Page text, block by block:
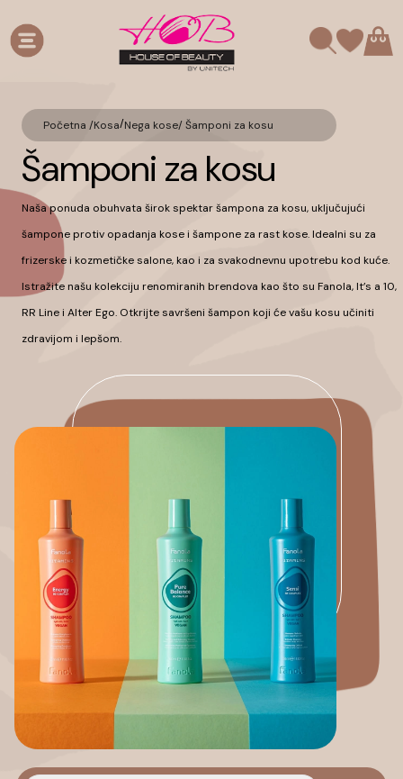
Početna /Kosa/Nega kose/Šamponi za kosu
Šamponi za kosu
Naša ponuda obuhvata širok spektar šampona za kosu, uključujući
šampone protiv opadanja kose i šampone za rast kose. Idealni su za
frizerske i kozmetičke salone, kao i za svakodnevnu upotrebu kod kuće.
Istražite našu kolekciju renomiranih brendova kao što su Fanola, It’s a 10,
RR Line i Alter Ego. Otkrijte savršeni šampon koji će vašu kosu učiniti
zdravijom i lepšom.